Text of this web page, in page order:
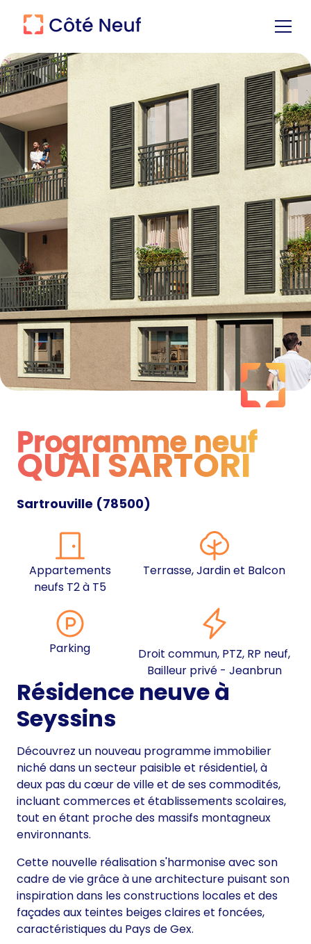
Programme neuf
Programme neuf
QUAI SARTORI
Sartrouville (78500)
Appartements
neufs T2 à T5
Terrasse, Jardin et Balcon
Parking
Droit commun, PTZ, RP neuf,
Bailleur privé - Jeanbrun
Résidence neuve à
Seyssins
Découvrez un nouveau programme immobilier
niché dans un secteur paisible et résidentiel, à
deux pas du cœur de ville et de ses commodités,
incluant commerces et établissements scolaires,
tout en étant proche des massifs montagneux
environnants.
Cette nouvelle réalisation s'harmonise avec son
cadre de vie grâce à une architecture puisant son
inspiration dans les constructions locales et des
façades aux teintes beiges claires et foncées,
caractéristiques du Pays de Gex.